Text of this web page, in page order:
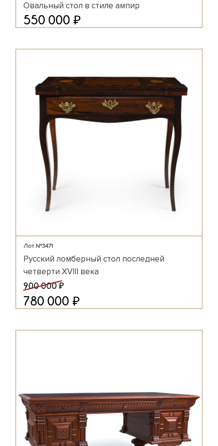
Овальный стол в стиле ампир
550 000 ₽
Лот №3471
Русский ломберный стол последней
четверти XVIII века
900 000 ₽
780 000 ₽